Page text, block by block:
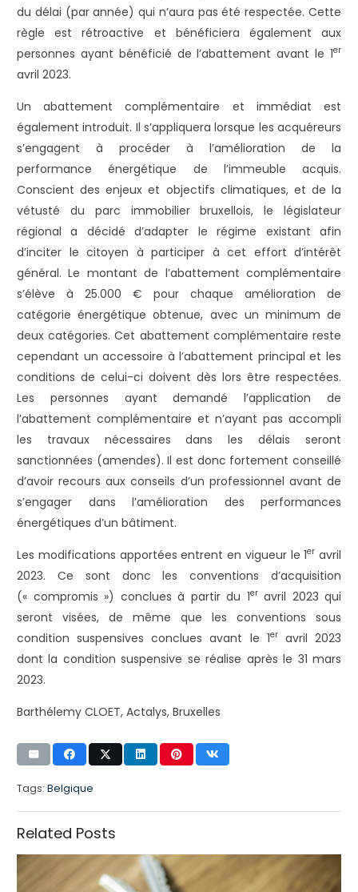
du délai (par année) qui n’aura pas été respectée. Cette
règle est rétroactive et bénéficiera également aux
personnes ayant bénéficié de l’abattement avant le 1er
avril 2023.
Un abattement complémentaire et immédiat est
également introduit. Il s’appliquera lorsque les acquéreurs
s’engagent à procéder à l’amélioration de la
performance énergétique de l’immeuble acquis.
Conscient des enjeux et objectifs climatiques, et de la
vétusté du parc immobilier bruxellois, le législateur
régional a décidé d’adapter le régime existant afin
d’inciter le citoyen à participer à cet effort d’intérêt
général. Le montant de l’abattement complémentaire
s’élève à 25.000 € pour chaque amélioration de
catégorie énergétique obtenue, avec un minimum de
deux catégories. Cet abattement complémentaire reste
cependant un accessoire à l’abattement principal et les
conditions de celui-ci doivent dès lors être respectées.
Les personnes ayant demandé l’application de
l’abattement complémentaire et n’ayant pas accompli
les travaux nécessaires dans les délais seront
sanctionnées (amendes). Il est donc fortement conseillé
d’avoir recours aux conseils d’un professionnel avant de
s’engager dans l’amélioration des performances
énergétiques d’un bâtiment.
Les modifications apportées entrent en vigueur le 1er avril
2023. Ce sont donc les conventions d’acquisition
(« compromis ») conclues à partir du 1eravril 2023 qui
seront visées, de même que les conventions sous
condition suspensives conclues avant le 1eravril 2023
dont la condition suspensive se réalise après le 31 mars
2023.
Barthélemy CLOET, Actalys, Bruxelles
Tags: Belgique
Related Posts